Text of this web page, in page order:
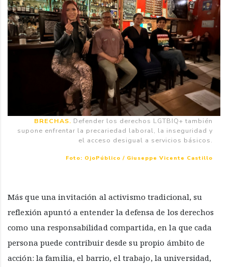
BRECHAS. Defender los derechos LGTBIQ+ también
supone enfrentar la precariedad laboral, la inseguridad y
el acceso desigual a servicios básicos.
Foto: OjoPúblico / Giuseppe Vicente Castillo
Más que una invitación al activismo tradicional, su
reflexión apuntó a entender la defensa de los derechos
como una responsabilidad compartida, en la que cada
persona puede contribuir desde su propio ámbito de
acción: la familia, el barrio, el trabajo, la universidad,